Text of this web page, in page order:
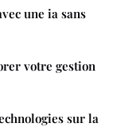
une ia sans
votre gestion
sur la